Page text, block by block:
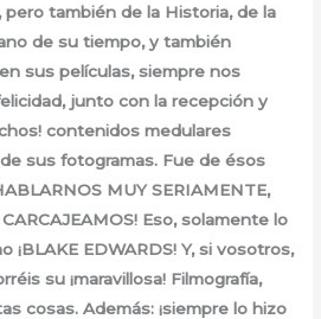
también de la Historia, de la
de su tiempo, y también
sus películas, siempre nos
junto con la recepción y
contenidos medulares
sus fotogramas. Fue de ésos
MUY SERIAMENTE,
Eso, solamente lo
¡BLAKE EDWARDS! Y, si vosotros,
su ¡maravillosa! Filmografía,
cosas. Además: ¡siempre lo hizo